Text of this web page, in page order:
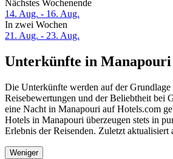
Nächstes Wochenende
14. Aug. - 16. Aug.
In zwei Wochen
21. Aug. - 23. Aug.
Unterkünfte in Manapouri
Die Unterkünfte werden auf der Grundlage
Reisebewertungen und der Beliebtheit bei
eine Nacht in Manapouri auf Hotels.com
Hotels in Manapouri überzeugen stets in
Erlebnis der Reisenden. Zuletzt aktualisiert
Weniger